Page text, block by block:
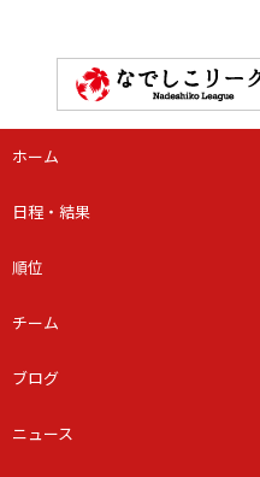
ホーム
日程・結果
順位
チーム
ブログ
ニュース